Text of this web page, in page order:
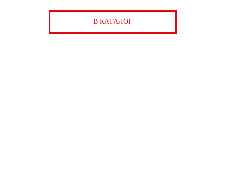
В КАТАЛОГ